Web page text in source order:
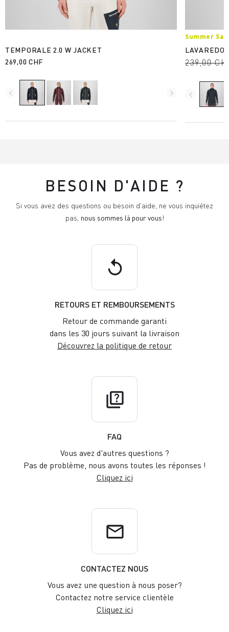
TEMPORALE 2.0 W JACKET
269,00 CHF
navigate_before navigate_next
Summer
LAVAREDO
239,00
navigate_before
BESOIN D'AIDE ?
Si vous avez des questions ou besoin d'aide, ne vous inquiétez
pas, nous sommes là pour vous!
replay
RETOURS ET REMBOURSEMENTS
Retour de commande garanti
dans les 30 jours suivant la livraison
Découvrez la politique de retour
quiz
FAQ
Vous avez d'autres questions ?
Pas de problème, nous avons toutes les réponses !
Cliquez ici
email
CONTACTEZ NOUS
Vous avez une question à nous poser?
Contactez notre service clientèle
Cliquez ici